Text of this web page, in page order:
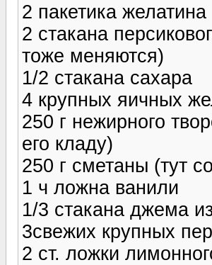
2 пакетика желатина
2 стакана
тоже меняются)
1/2 стакана сахара
4 крупных яичных
250 г нежирного
его кладу)
250 г сметаны (тут
1 ч ложна ванили
1/3 стакана джема
3свежих крупных
2 ст. ложки